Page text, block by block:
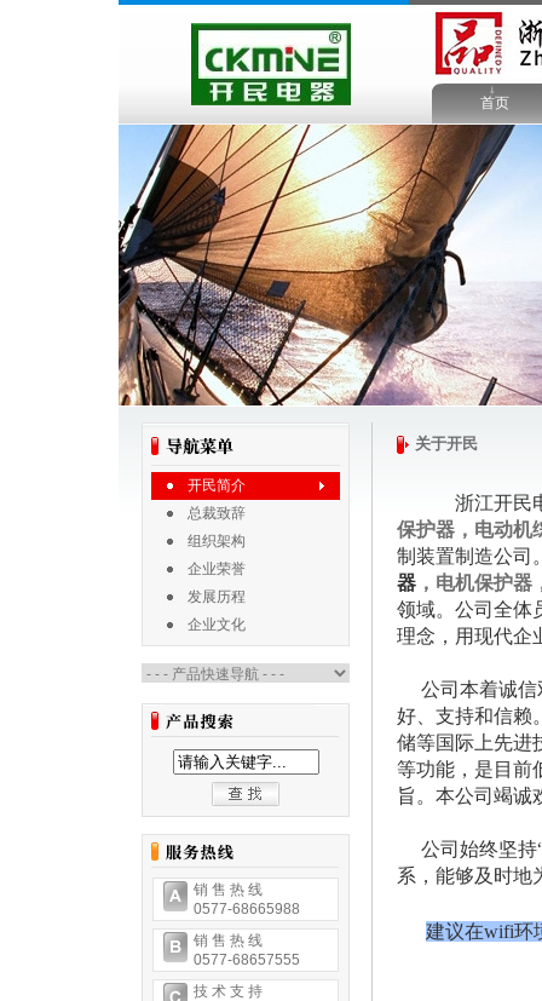
首页
开民简介
总裁致辞
组织架构
企业荣誉
发展历程
企业文化
销 售 热 线
0577-68665988
销 售 热 线
0577-68657555
技 术 支 持
关于开民
浙江开民
保护器，电动机
制装置制造公司
器 ，电机保护
领域。公司全体
理念，用现代企
公司本着诚信
好、支持和信赖
储等国际上先进
等功能，是目前
旨。本公司竭诚
公司始终坚持“
系，能够及时地
建议在wifi环